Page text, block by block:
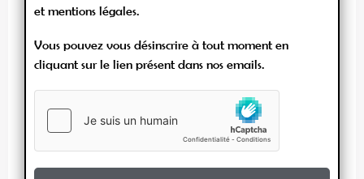
et mentions légales.
Vous pouvez vous désinscrire à tout moment en
cliquant sur le lien présent dans nos emails.